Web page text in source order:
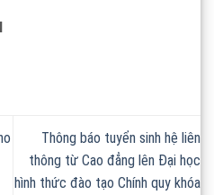
Thông báo tuyển sinh hệ liên
thông từ Cao đẳng lên Đại học
hình thức đào tạo Chính quy khóa